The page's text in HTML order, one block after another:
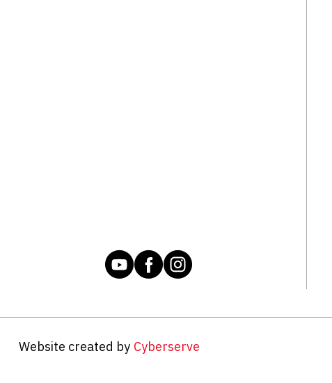
Website created by Cyberserve